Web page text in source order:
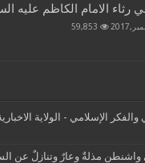
رثاء الامام الكاظم عليه
59,853
والفكر الإسلامي - الولاية
مذلةٌ وعارٌ وتنازلٌ عن